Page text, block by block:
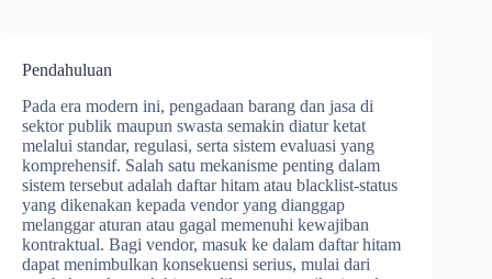
Pendahuluan
Pada era modern ini, pengadaan barang dan jasa di
sektor publik maupun swasta semakin diatur ketat
melalui standar, regulasi, serta sistem evaluasi yang
komprehensif. Salah satu mekanisme penting dalam
sistem tersebut adalah daftar hitam atau blacklist-status
yang dikenakan kepada vendor yang dianggap
melanggar aturan atau gagal memenuhi kewajiban
kontraktual. Bagi vendor, masuk ke dalam daftar hitam
dapat menimbulkan konsekuensi serius, mulai dari